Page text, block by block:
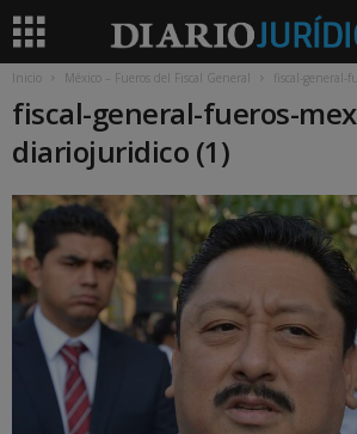
Inicio México – Fueros del Fiscal General fiscal-general-
fiscal-general-fueros-
diariojuridico (1)